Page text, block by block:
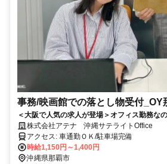
事務/映画館での落とし物受付_OY
＜大阪で人気の求人が登場＞オフィス勤務な
務未経験の方も応募大歓迎♪
株式会社アテナ 沖縄サテライトOffice
アクセス: 車通勤ＯＫ/駐車場完備
時給1,150円～1,400円
沖縄県那覇市